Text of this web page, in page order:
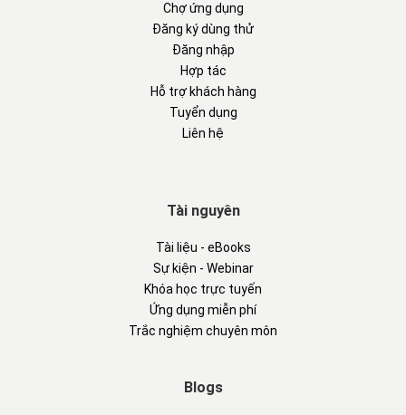
Chợ ứng dụng
Đăng ký dùng thử
Đăng nhập
Hợp tác
Hỗ trợ khách hàng
Tuyển dụng
Liên hệ
Tài nguyên
Tài liệu - eBooks
Sự kiện - Webinar
Khóa học trực tuyến
Ứng dụng miễn phí
Trắc nghiệm chuyên môn
Blogs